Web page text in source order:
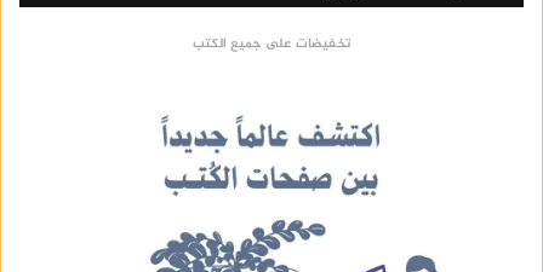
تخفيضات على جميع الكتب